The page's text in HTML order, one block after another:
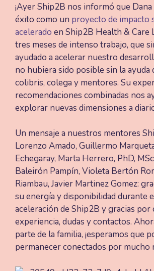
¡Ayer Ship2B nos informó que
éxito como un proyecto de impacto
acelerado en Ship2B Health & Care
tres meses de intenso trabajo, que
ayudado a acelerar nuestro
no hubiera sido posible sin la ayuda
colibris, colega y mentores. Su
recomendaciones combinadas nos
explorar nuevas dimensiones a
Un mensaje a nuestros mentores
Lorenzo Amado, Guillermo
Echegaray, Marta Herrero, PhD,
Baleirón Pampín, Violeta Bertón
Riambau, Javier Martinez Gomez:
su energía y disponibilidad durante
aceleración de Ship2B y gracias
experiencia, dudas y contactos.
parte de la familia, ¡esperamos que
permanecer conectados por mucho